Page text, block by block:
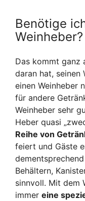
Benötige
Weinheber?
Das kommt ganz
daran hat, seinen
einen Weinheber
für andere
Weinheber sehr
Heber quasi
Reihe von
feiert und Gäste
Behältern,
sinnvoll. Mit dem
immer eine